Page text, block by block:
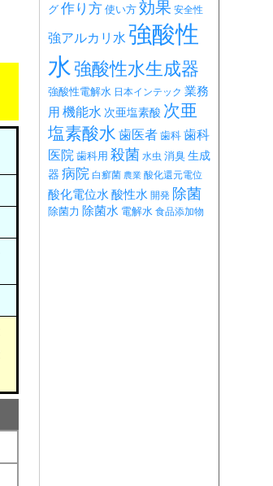
グ 作り方 使い方 効果 安全性
強アルカリ水 強酸性
水強酸性水生成器
強酸性電解水 日本インテック 業務
用 機能水 次亜塩素酸 次亜
塩素酸水 歯医者 歯科 歯科
医院 歯科用 殺菌 水虫 消臭 生成
器 病院 白癬菌 農業 酸化還元電位
酸化電位水 酸性水 開発 除菌
除菌力 除菌水 電解水 食品添加物